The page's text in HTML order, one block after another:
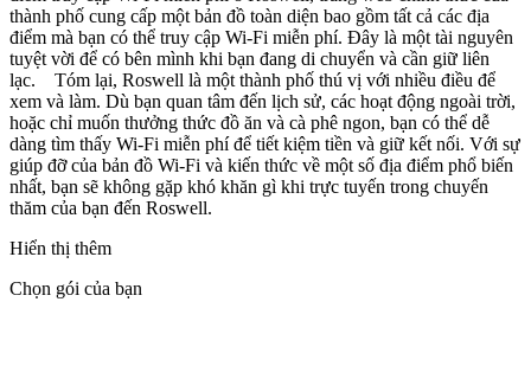
thành phố cung cấp một bản đồ toàn diện bao gồm tất cả các địa
điểm mà bạn có thể truy cập Wi-Fi miễn phí. Đây là một tài nguyên
tuyệt vời để có bên mình khi bạn đang di chuyển và cần giữ liên
lạc. Tóm lại, Roswell là một thành phố thú vị với nhiều điều để
xem và làm. Dù bạn quan tâm đến lịch sử, các hoạt động ngoài trời,
hoặc chỉ muốn thưởng thức đồ ăn và cà phê ngon, bạn có thể dễ
dàng tìm thấy Wi-Fi miễn phí để tiết kiệm tiền và giữ kết nối. Với sự
giúp đỡ của bản đồ Wi-Fi và kiến thức về một số địa điểm phổ biến
nhất, bạn sẽ không gặp khó khăn gì khi trực tuyến trong chuyến
thăm của bạn đến Roswell.
Hiển thị thêm
Chọn gói của bạn